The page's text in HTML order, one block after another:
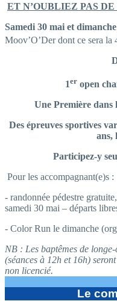
ET N’OUBLIEZ PAS
Samedi 30 mai et
Moov’O’Der dont ce sera la
1eropen
Une Première dans
Des épreuves sportives
ans,
Participez-y
Pour les accompagnant(e)s :
- randonnée pédestre
samedi 30 mai – départs
- Color Run le dimanche
NB : Les baptêmes de
(séances à 12h et 16h)
non licencié.
Le